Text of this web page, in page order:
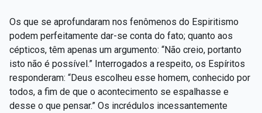
Os que se aprofundaram nos fenômenos do Espiritismo
podem perfeitamente dar-se conta do fato; quanto aos
cépticos, têm apenas um argumento: “Não creio, portanto
isto não é possível.” Interrogados a respeito, os Espíritos
responderam: “Deus escolheu esse homem, conhecido por
todos, a fim de que o acontecimento se espalhasse e
desse o que pensar.” Os incrédulos incessantemente